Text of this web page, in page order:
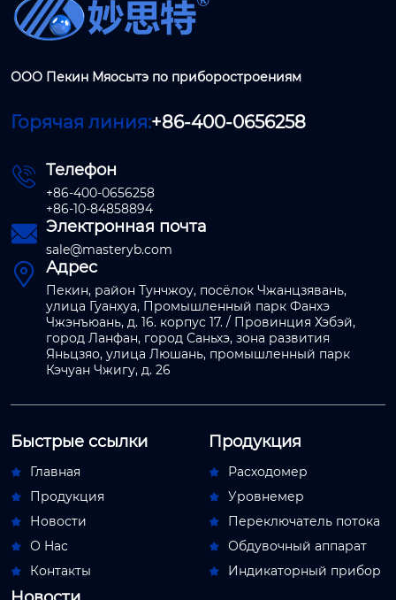
ООО Пекин Мяосытэ по приборостроениям
Горячая линия:+86-400-0656258
 Телефон
+86-400-0656258
+86-10-84858894
 Электронная почта
sale@masteryb.com
 Адрес
Пекин, район Тунчжоу, посёлок Чжанцзявань,
улица Гуанхуа, Промышленный парк Фанхэ
Чжэнъюань, д. 16. корпус 17. / Провинция Хэбэй,
город Ланфан, город Саньхэ, зона развития
Яньцзяо, улица Люшань, промышленный парк
Кэчуан Чжигу, д. 26
Быстрые ссылки
 Главная
 Продукция
 Новости
 О Hас
 Контакты
Продукция
 Расходомер
 Уровнемер
 Переключатель потока
 Обдувочный аппарат
 Индикаторный прибор